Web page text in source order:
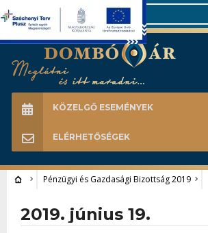
Search
KÖZELGŐ ESEMÉNYEK
ELÉRHETŐSÉGEK
Pénzügyi és Gazdasági Bizottság 2019
2019. június 19.